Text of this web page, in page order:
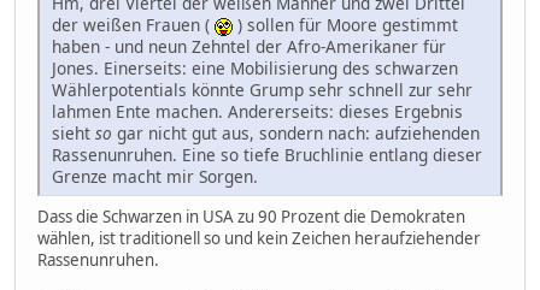
der weißen Frauen (
) sollen für Moore gestimmt
haben - und neun Zehntel der Afro-Amerikaner für
Jones. Einerseits: eine Mobilisierung des schwarzen
Wählerpotentials könnte Grump sehr schnell zur sehr
lahmen Ente machen. Andererseits: dieses Ergebnis
sieht so gar nicht gut aus, sondern nach: aufziehenden
Rassenunruhen. Eine so tiefe Bruchlinie entlang dieser
Grenze macht mir Sorgen.
Dass die Schwarzen in USA zu 90 Prozent die Demokraten
wählen, ist traditionell so und kein Zeichen heraufziehender
Rassenunruhen.